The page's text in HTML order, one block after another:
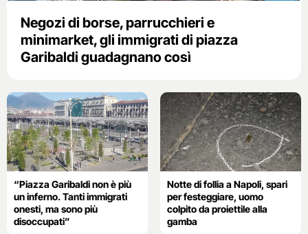
Negozi di borse, parrucchieri e
minimarket, gli immigrati di piazza
Garibaldi guadagnano così
“Piazza Garibaldi non è più
un inferno. Tanti immigrati
onesti, ma sono più
disoccupati”
Notte di follia a Napoli, spari
per festeggiare, uomo
colpito da proiettile alla
gamba